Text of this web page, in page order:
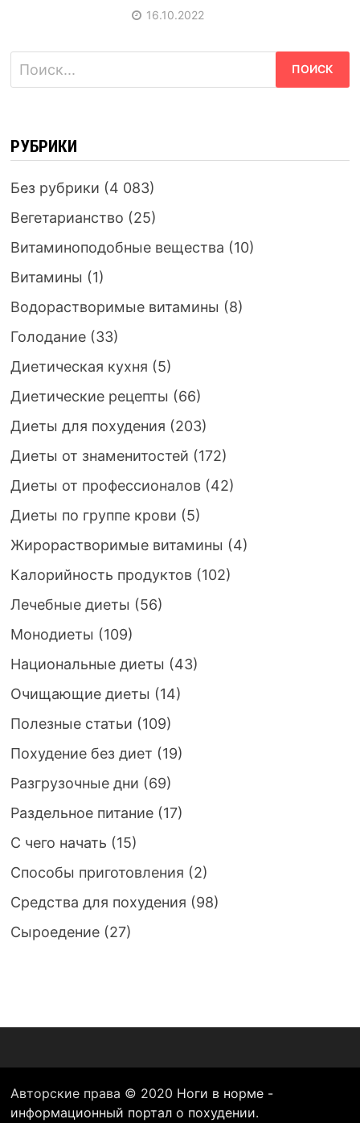
16.10.2022
Найти:
РУБРИКИ
Без рубрики (4 083)
Вегетарианство (25)
Витаминоподобные вещества (10)
Витамины (1)
Водорастворимые витамины (8)
Голодание(33)
Диетическая кухня (5)
Диетические рецепты (66)
Диеты для похудения (203)
Диеты от знаменитостей (172)
Диеты от профессионалов(42)
Диеты по группе крови (5)
Жирорастворимые витамины (4)
Калорийность продуктов(102)
Лечебные диеты (56)
Монодиеты (109)
Национальные диеты (43)
Очищающие диеты (14)
Полезные статьи (109)
Похудение без диет (19)
Разгрузочные дни (69)
Раздельное питание(17)
С чего начать (15)
Способы приготовления (2)
Средства для похудения (98)
Сыроедение(27)
Авторские права © 2020 Ноги в норме -
информационный портал о похудении.